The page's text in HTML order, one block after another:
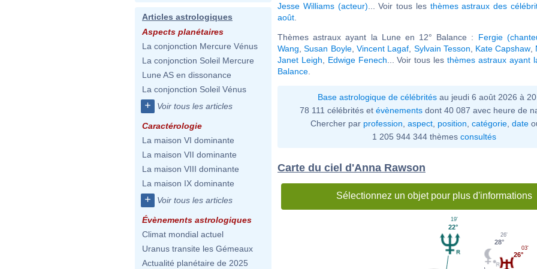
Articles astrologiques
Aspects planétaires
La conjonction Mercure Vénus
La conjonction Soleil Mercure
Lune AS en dissonance
La conjonction Soleil Vénus
+ Voir tous les articles
Caractérologie
La maison VI dominante
La maison VII dominante
La maison VIII dominante
La maison IX dominante
+ Voir tous les articles
Évènements astrologiques
Climat mondial actuel
Uranus transite les Gémeaux
Actualité planétaire de 2025
Jesse Williams (acteur) ... Voir tous les thèmes astraux des
août
Thèmes astraux ayant la Lune en 12° Balance : Fergie
Wang ,Susan Boyle, Vincent Lagaf Sylvain Tesson Kate Capshaw,
Janet Leigh
Edwige Fenech ... Voir tous les thèmes astraux ayant
Balance
Base astrologique de célébritésau jeudi 6 août 2026 à
78 111 célébrités et évènements dont 40 087 avec heure de
Chercher par profession aspect position catégorie date
1 205 944 344 thèmes consultés
Carte du ciel d'Anna Rawson
Sélectionnez un objet pour plus d'informations
26°
03'
28°
26'
22°
19'